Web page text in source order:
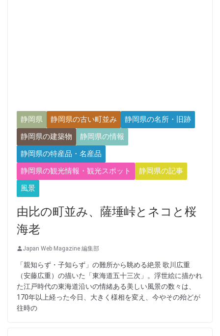
静岡県 静岡県の古い町並み
静岡県の名所・旧跡
静岡県の建築物
静岡県の情報
静岡県の特産品・名産品
静岡県の観光情報・観光スポット
静岡県の記事
風景
由比の町並み、薩埵峠とネコと桜
海老
Japan Web Magazine 編集部
「親知らず・子知らず」の難所から眺める絶景 歌川広重
（安藤広重）の描いた「東海道五十三次」。浮世絵に描かれ
た江戸時代の東海道沿いの情緒ある美しい風景の数々は、
170年以上経った今日、大きく様相を変え、今やその殆どが
往時の